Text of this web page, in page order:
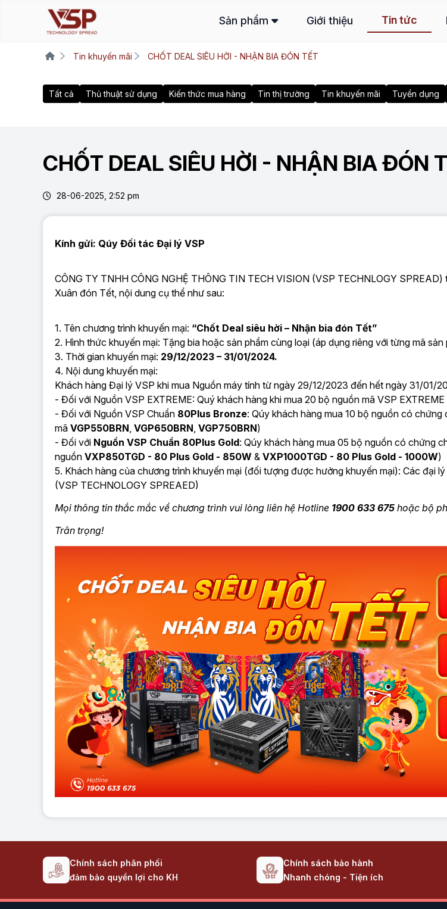
Sản phẩm Giới thiệu Tin tức
Tin khuyến mãi CHỐT DEAL SIÊU HỜI - NHẬN BIA ĐÓN TẾT
Tất cả Thủ thuật sử dụng Kiến thức mua hàng Tin thị trường Tin khuyến mãi Tuyển dụng
CHỐT DEAL SIÊU HỜI - NHẬN BIA ĐÓN
28-06-2025, 2:52 pm
Kính gửi: Qúy Đối tác Đại lý VSP
CÔNG TY TNHH CÔNG NGHỆ THÔNG TIN TECH VISION (VSP TECHNLOGY
Xuân đón Tết, nội dung cụ thể như sau:
1. Tên chương trình khuyến mại: “Chốt Deal siêu hời – Nhận bia đón Tết”
2. Hình thức khuyến mại: Tặng bia hoặc sản phẩm cùng loại (áp dụng riêng với từng mã sản
3. Thời gian khuyến mại: 29/12/2023 – 31/01/2024.
4. Nội dung khuyến mại:
Khách hàng Đại lý VSP khi mua Nguồn máy tính từ ngày 29/12/2023 đến hết ngày 31/01/
- Đối với Nguồn VSP EXTREME: Quý khách hàng khi mua 20 bộ nguồn mã VSP
- Đối với Nguồn VSP Chuẩn 80Plus Bronze: Qúy khách hàng mua 10 bộ nguồn có
mã VGP550BRN VGP650BRN VGP750BRN)
- Đối với Nguồn VSP Chuẩn 80Plus Gold: Qúy khách hàng mua 05 bộ nguồn có chứng
nguồn VXP850TGD - 80 Plus Gold - 850W & VXP1000TGD - 80 Plus Gold - 1000W)
5. Khách hàng của chương trình khuyến mại (đối tượng được hưởng khuyến mại): Các đại
(VSP TECHNOLOGY SPREAED)
Mọi thông tin thắc mắc về chương trình vui lòng liên hệ Hotline 1900 633 675 hoặc bộ
Trân trọng!
Chính sách phân phối
đảm bảo quyền lợi cho KH
Chính sách bảo hành
Nhanh chóng - Tiện ích